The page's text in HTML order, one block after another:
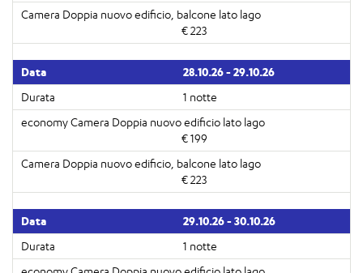
€ 223
28.10.26 - 29.10.26
1 notte
€ 199
€ 223
29.10.26 - 30.10.26
1 notte